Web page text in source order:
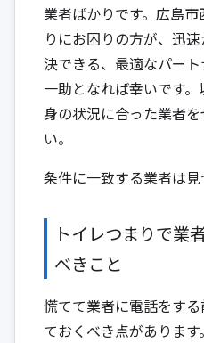
業者ばかりです。広島
りにお困りの方が、迅
決できる、最適なパー
一助となれば幸いです
身の状況に合った業者
い。
条件に一致する業者は見
トイレつまりで業
べきこと
慌てて業者に電話をす
ておくべき点がありま